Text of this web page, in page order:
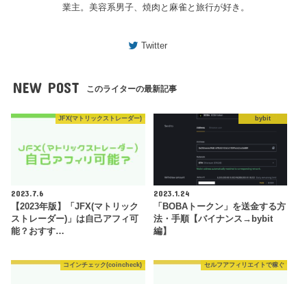
業主。美容系男子、焼肉と麻雀と旅行が好き。
Twitter
NEW POST このライターの最新記事
JFX(マトリックストレーダー)
2023.7.6
【2023年版】「JFX(マトリック
ストレーダー)」は自己アフィ可
能？おすす…
bybit
2023.1.24
「BOBAトークン」を送金する方
法・手順【バイナンス→bybit
編】
コインチェック(coincheck) セルフアフィリエイトで稼ぐ